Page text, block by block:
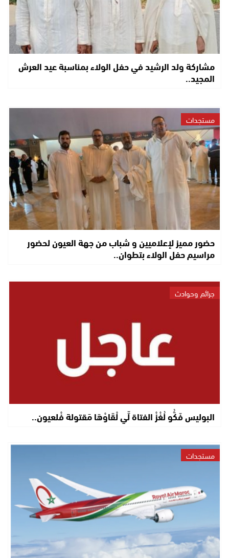
مشاركة ولد الرشيد في حفل الولاء بمناسبة عيد العرش
المجيد..
مستجدات
حضور مميز لإعلاميين و شباب من جهة العيون لحضور
مراسيم حفل الولاء بتطوان..
جرائم وحوادث
البوليس فَكُّو لُغْزْ الفتاة لِّي لْقَاوْهَا مَقتولة فْلعيون..
مستجدات